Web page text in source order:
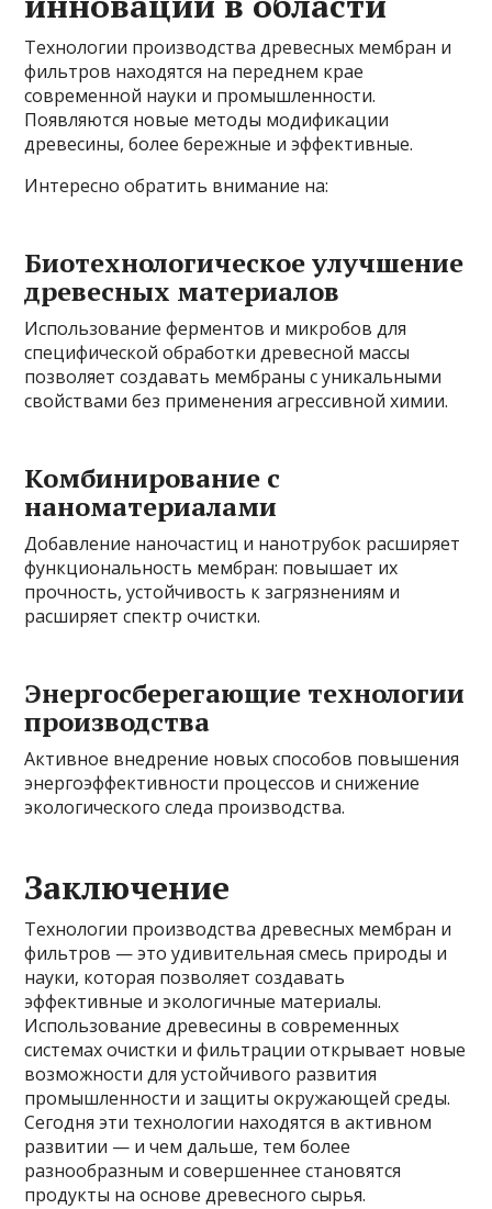
Технологии производства древесных мембран и
фильтров находятся на переднем крае
современной науки и промышленности.
Появляются новые методы модификации
древесины, более бережные и эффективные.
Интересно обратить внимание на:
Биотехнологическое улучшение
древесных материалов
Использование ферментов и микробов для
специфической обработки древесной массы
позволяет создавать мембраны с уникальными
свойствами без применения агрессивной химии.
Комбинирование с
наноматериалами
Добавление наночастиц и нанотрубок расширяет
функциональность мембран: повышает их
прочность, устойчивость к загрязнениям и
расширяет спектр очистки.
Энергосберегающие технологии
производства
Активное внедрение новых способов повышения
энергоэффективности процессов и снижение
экологического следа производства.
Заключение
Технологии производства древесных мембран и
фильтров — это удивительная смесь природы и
науки, которая позволяет создавать
эффективные и экологичные материалы.
Использование древесины в современных
системах очистки и фильтрации открывает новые
возможности для устойчивого развития
промышленности и защиты окружающей среды.
Сегодня эти технологии находятся в активном
развитии — и чем дальше, тем более
разнообразным и совершеннее становятся
продукты на основе древесного сырья.